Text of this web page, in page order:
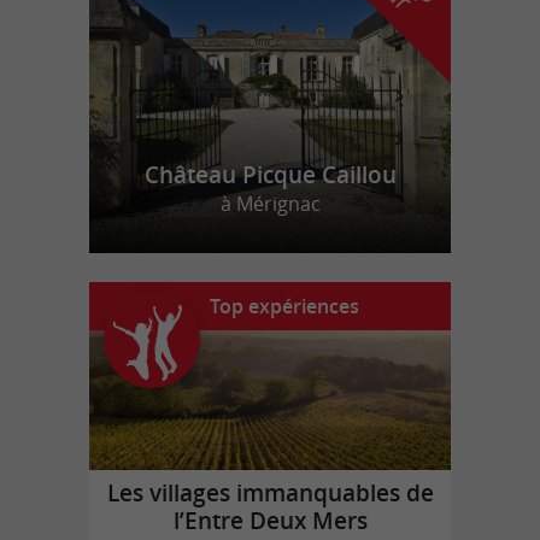
Château Picque Caillou
à Mérignac
Top expériences
Les villages immanquables de
l’Entre Deux Mers